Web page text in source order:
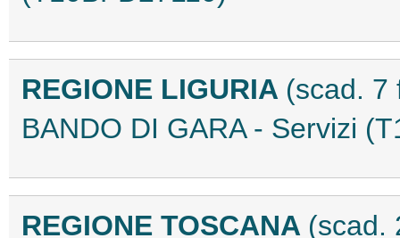
REGIONE LIGURIA (scad. 7
BANDO DI GARA - Servizi
REGIONE TOSCANA (scad.